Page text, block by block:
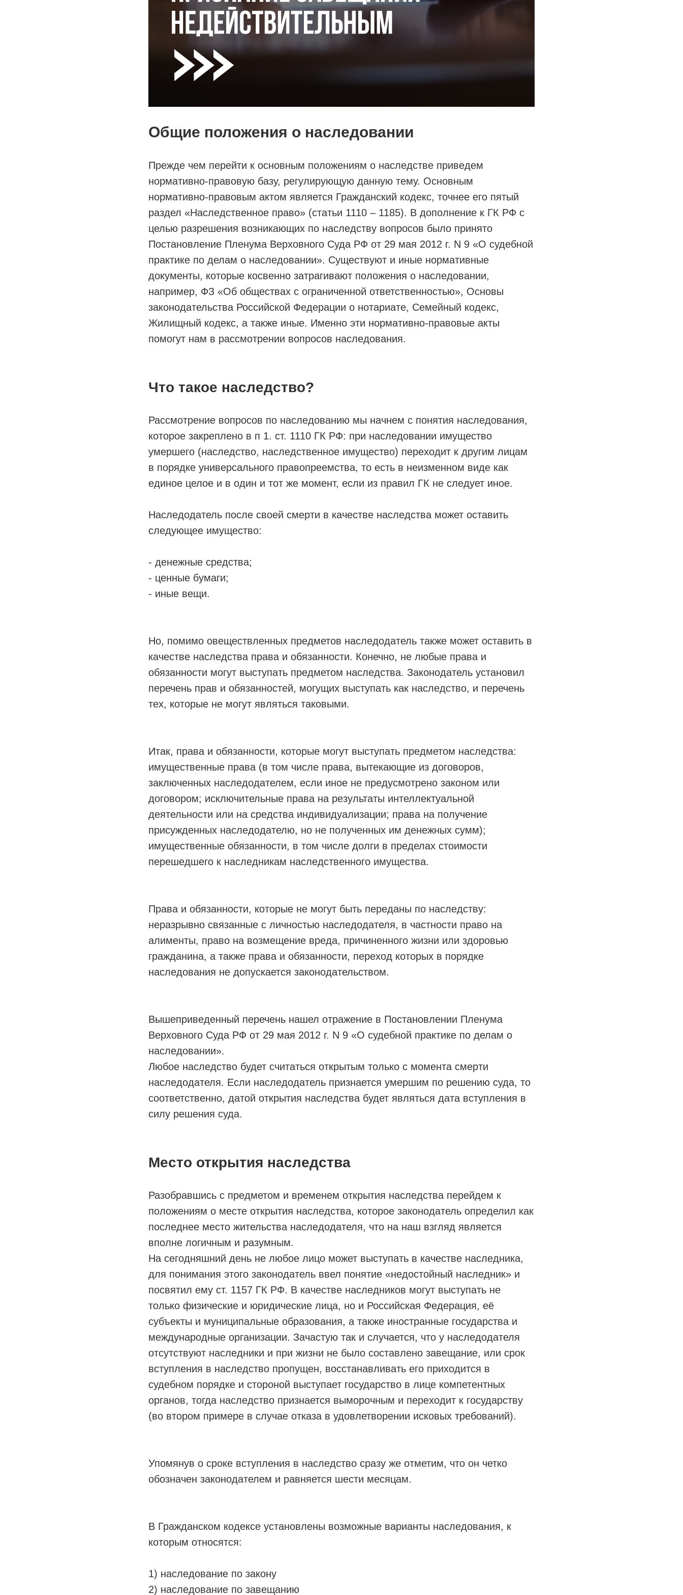
Общие положения о наследовании
Прежде чем перейти к основным положениям о наследстве приведем
нормативно-правовую базу, регулирующую данную тему. Основным
нормативно-правовым актом является Гражданский кодекс, точнее его пятый
раздел «Наследственное право» (статьи 1110 – 1185). В дополнение к ГК РФ с
целью разрешения возникающих по наследству вопросов было принято
Постановление Пленума Верховного Суда РФ от 29 мая 2012 г. N 9 «О судебной
практике по делам о наследовании». Существуют и иные нормативные
документы, которые косвенно затрагивают положения о наследовании,
например, ФЗ «Об обществах с ограниченной ответственностью», Основы
законодательства Российской Федерации о нотариате, Семейный кодекс,
Жилищный кодекс, а также иные. Именно эти нормативно-правовые акты
помогут нам в рассмотрении вопросов наследования.
Что такое наследство?
Рассмотрение вопросов по наследованию мы начнем с понятия наследования,
которое закреплено в п 1. ст. 1110 ГК РФ: при наследовании имущество
умершего (наследство, наследственное имущество) переходит к другим лицам
в порядке универсального правопреемства, то есть в неизменном виде как
единое целое и в один и тот же момент, если из правил ГК не следует иное.
Наследодатель после своей смерти в качестве наследства может оставить
следующее имущество:
- денежные средства;
- ценные бумаги;
- иные вещи.
Но, помимо овеществленных предметов наследодатель также может оставить в
качестве наследства права и обязанности. Конечно, не любые права и
обязанности могут выступать предметом наследства. Законодатель установил
перечень прав и обязанностей, могущих выступать как наследство, и перечень
тех, которые не могут являться таковыми.
Итак, права и обязанности, которые могут выступать предметом наследства:
имущественные права (в том числе права, вытекающие из договоров,
заключенных наследодателем, если иное не предусмотрено законом или
договором; исключительные права на результаты интеллектуальной
деятельности или на средства индивидуализации; права на получение
присужденных наследодателю, но не полученных им денежных сумм);
имущественные обязанности, в том числе долги в пределах стоимости
перешедшего к наследникам наследственного имущества.
Права и обязанности, которые не могут быть переданы по наследству:
неразрывно связанные с личностью наследодателя, в частности право на
алименты, право на возмещение вреда, причиненного жизни или здоровью
гражданина, а также права и обязанности, переход которых в порядке
наследования не допускается законодательством.
Вышеприведенный перечень нашел отражение в Постановлении Пленума
Верховного Суда РФ от 29 мая 2012 г. N 9 «О судебной практике по делам о
наследовании».
Любое наследство будет считаться открытым только с момента смерти
наследодателя. Если наследодатель признается умершим по решению суда, то
соответственно, датой открытия наследства будет являться дата вступления в
силу решения суда.
Место открытия наследства
Разобравшись с предметом и временем открытия наследства перейдем к
положениям о месте открытия наследства, которое законодатель определил как
последнее место жительства наследодателя, что на наш взгляд является
вполне логичным и разумным.
На сегодняшний день не любое лицо может выступать в качестве наследника,
для понимания этого законодатель ввел понятие «недостойный наследник» и
посвятил ему ст. 1157 ГК РФ. В качестве наследников могут выступать не
только физические и юридические лица, но и Российская Федерация, её
субъекты и муниципальные образования, а также иностранные государства и
международные организации. Зачастую так и случается, что у наследодателя
отсутствуют наследники и при жизни не было составлено завещание, или срок
вступления в наследство пропущен, восстанавливать его приходится в
судебном порядке и стороной выступает государство в лице компетентных
органов, тогда наследство признается выморочным и переходит к государству
(во втором примере в случае отказа в удовлетворении исковых требований).
Упомянув о сроке вступления в наследство сразу же отметим, что он четко
обозначен законодателем и равняется шести месяцам.
В Гражданском кодексе установлены возможные варианты наследования, к
которым относятся:
1) наследование по закону
2) наследование по завещанию